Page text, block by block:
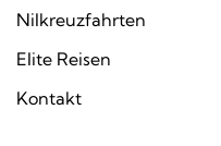
Nilkreuzfahrten
Elite Reisen
Kontakt